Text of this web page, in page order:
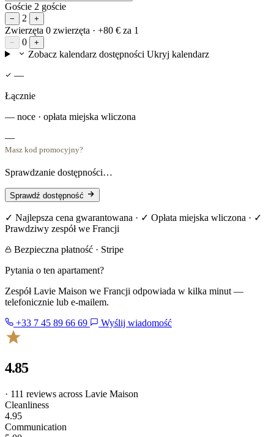
Goście 2 goście
− 2 +
Zwierzęta 0 zwierzęta · +80 € za 1
− 0 +
Zobacz kalendarz dostępności Ukryj kalendarz
—
Łącznie
— noce · opłata miejska wliczona
—
Masz kod promocyjny?
Sprawdzanie dostępności…
Sprawdź dostępność
✓ Najlepsza cena gwarantowana · ✓ Opłata miejska wliczona · ✓
Prawdziwy zespół we Francji
Bezpieczna płatność · Stripe
Pytania o ten apartament?
Zespół Lavie Maison we Francji odpowiada w kilka minut —
telefonicznie lub e-mailem.
+33 7 45 89 66 69
Wyślij wiadomość
4.85
· 111 reviews across Lavie Maison
Cleanliness
4.95
Communication